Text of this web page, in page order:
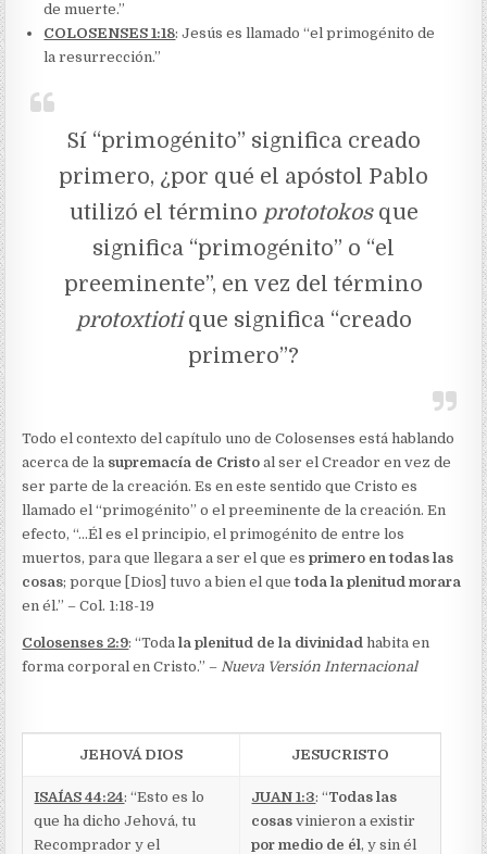
de muerte.”
COLOSENSES 1:18: Jesús es llamado “el primogénito de
la resurrección.”
Sí “primogénito” significa creado
primero, ¿por qué el apóstol Pablo
utilizó el término prototokosque
significa “primogénito” o “el
preeminente”, en vez del término
protoxtiotique significa “creado
primero”?
Todo el contexto del capítulo uno de Colosenses está hablando
acerca de la supremacía de Cristo al ser el Creador en vez de
ser parte de la creación. Es en este sentido que Cristo es
llamado el “primogénito” o el preeminente de la creación. En
efecto, “…Él es el principio, el primogénito de entre los
muertos, para que llegara a ser el que esprimero en todas las
cosas; porque [Dios] tuvo a bien el quetoda la plenitud morara
en él.” – Col. 1:18-19
Colosenses 2:9: “Todala plenitud de la divinidad habita en
forma corporal en Cristo.” –Nueva Versión Internacional
JEHOVÁ DIOS JESUCRISTO
ISAÍAS 44:24: “Esto es lo
que ha dicho Jehová, tu
Recomprador y el
JUAN 1:3: “Todas las
cosas vinieron a existir
por medio de él, y sin él